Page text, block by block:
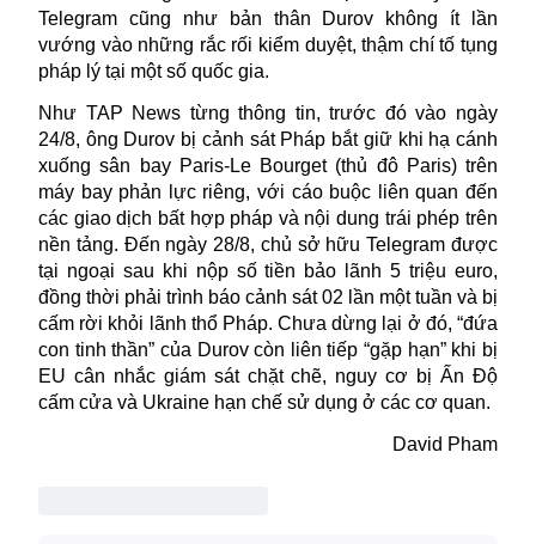
Telegram cũng như bản thân Durov không ít lần
vướng vào những rắc rối kiểm duyệt, thậm chí tố tụng
pháp lý tại một số quốc gia.
Như TAP News từng thông tin, trước đó vào ngày
24/8, ông Durov bị cảnh sát Pháp bắt giữ khi hạ cánh
xuống sân bay Paris-Le Bourget (thủ đô Paris) trên
máy bay phản lực riêng, với cáo buộc liên quan đến
các giao dịch bất hợp pháp và nội dung trái phép trên
nền tảng. Đến ngày 28/8, chủ sở hữu Telegram được
tại ngoại sau khi nộp số tiền bảo lãnh 5 triệu euro,
đồng thời phải trình báo cảnh sát 02 lần một tuần và bị
cấm rời khỏi lãnh thổ Pháp. Chưa dừng lại ở đó, “đứa
con tinh thần” của Durov còn liên tiếp “gặp hạn” khi bị
EU cân nhắc giám sát chặt chẽ, nguy cơ bị Ấn Độ
cấm cửa và Ukraine hạn chế sử dụng ở các cơ quan.
David Pham